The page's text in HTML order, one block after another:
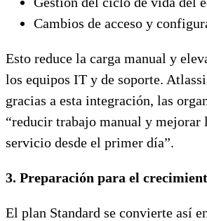
Cambios de acceso y
Esto reduce la carga manual y
los equipos IT y de soporte.
gracias a esta integración, las
“reducir trabajo manual y mejorar
servicio desde el primer día”.
3. Preparación para el
El plan Standard se convierte así